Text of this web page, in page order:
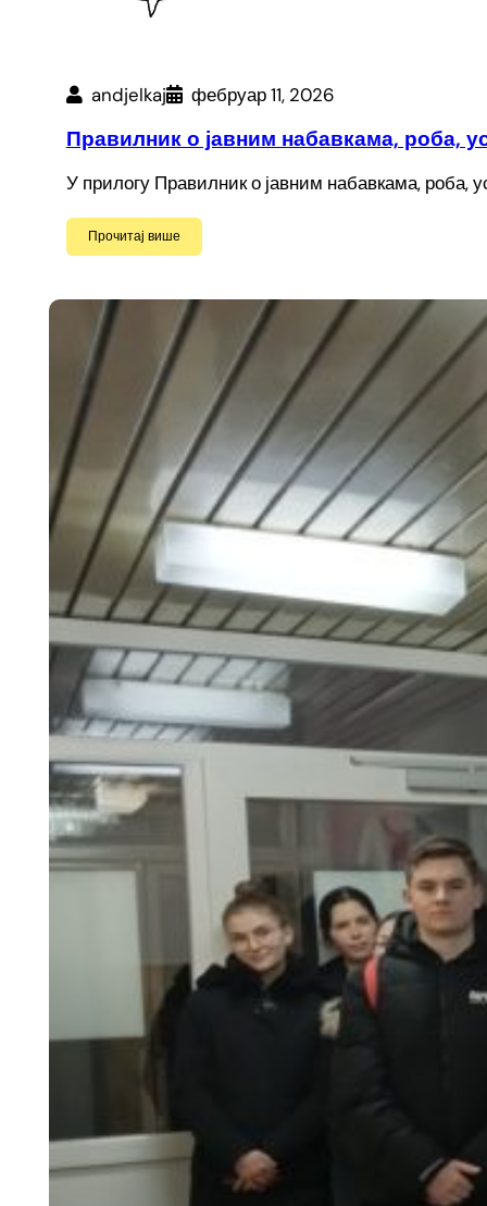
andjelkaj фебруар 11, 2026
Правилник о јавним набавкама, роба,
У прилогу Правилник о јавним набавкама, роба,
Прочитај више